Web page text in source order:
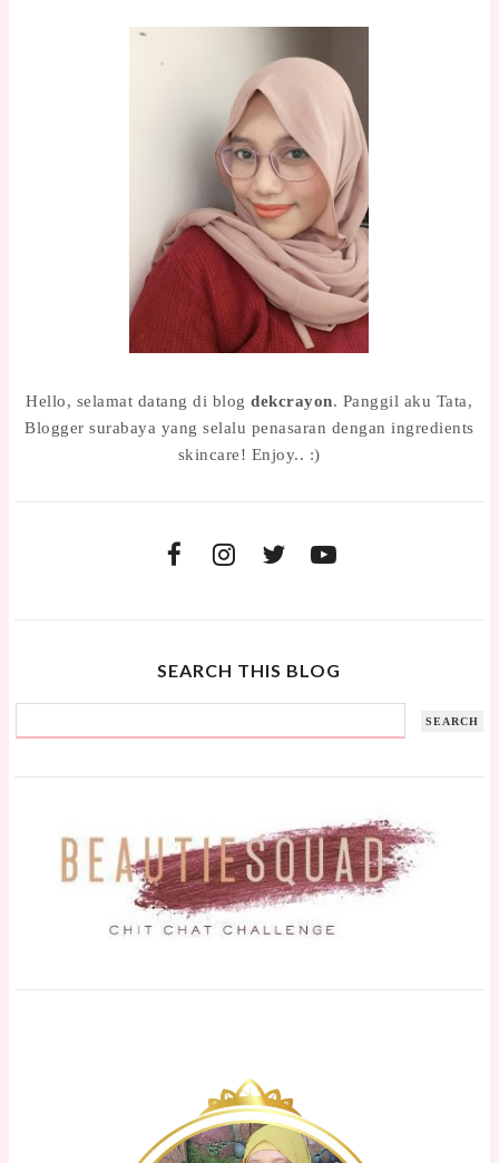
Hello, selamat datang di blogdekcrayon. Panggil aku Tata,
Blogger surabaya yang selalu penasaran dengan ingredients
skincare! Enjoy.. :)
SEARCH THIS BLOG